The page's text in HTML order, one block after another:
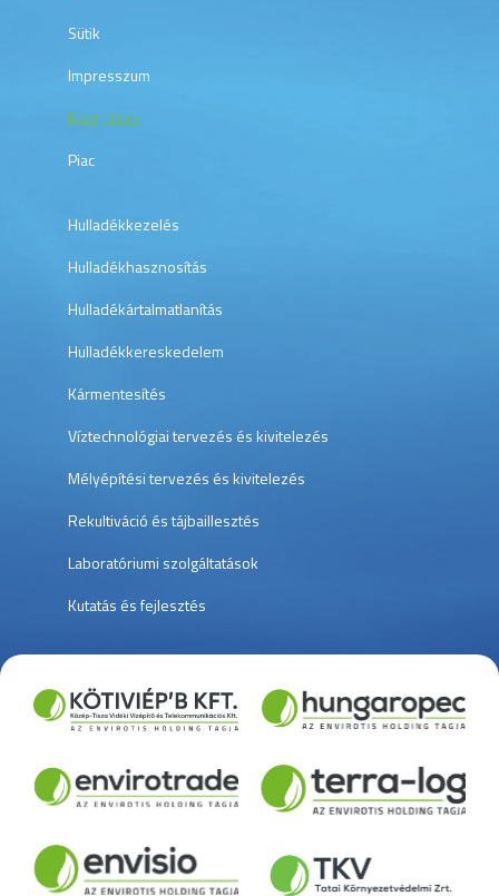
Sütik
Impresszum
Blog, hírek
Piac
Hulladékkezelés
Hulladékhasznosítás
Hulladékártalmatlanítás
Hulladékkereskedelem
Kármentesítés
Víztechnológiai tervezés és kivitelezés
Mélyépítési tervezés és kivitelezés
Rekultiváció és tájbaillesztés
Laboratóriumi szolgáltatások
Kutatás és fejlesztés